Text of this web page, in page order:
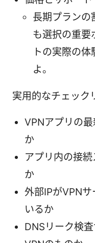
長期プランの
も選択の重要
トの実際の
よ。
実用的なチェック
VPNアプリの
か
アプリ内の接続
か
外部IPがVPN
いるか
DNSリーク検